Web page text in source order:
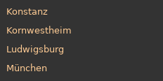
Konstanz
Kornwestheim
Ludwigsburg
München